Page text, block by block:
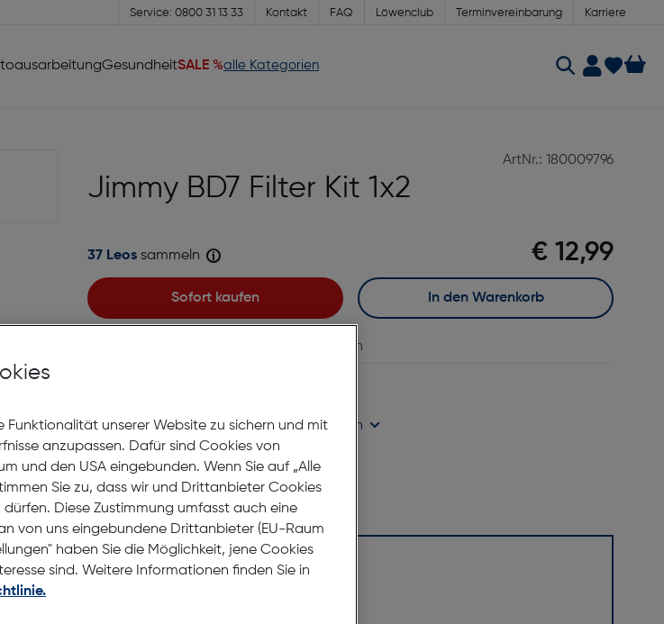
Service: 0800 31 13 33 Kontakt FAQ Löwenclub Terminvereinbarung Karriere
GesundheitSALE %alle Kategorien
ArtNr.: 180009796
Jimmy BD7 Filter Kit 1x2
€ 12,99
37 Leos sammeln
Sofort kaufen In den Warenkorb
vergleichen
Selbstabholung in Verfügbarkeit prüfen
Funktionalität unserer Website zu sichern und mit
anzupassen. Dafür sind Cookies von
und den USA eingebunden. Wenn Sie auf „Alle
Sie zu, dass wir und Drittanbieter Cookies
Diese Zustimmung umfasst auch eine
von uns eingebundene Drittanbieter (EU-Raum
haben Sie die Möglichkeit, jene Cookies
sind. Weitere Informationen finden Sie in